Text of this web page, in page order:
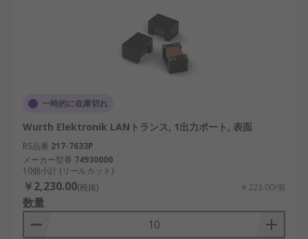
一時的に在庫切れ
Wurth Elektronik LANトランス, 1出力ポート, 表面
RS品番 217-7633P
メーカー型番 74930000
10個小計 (リールカット)
￥2,230.00(税抜) ￥223.00/個
数量